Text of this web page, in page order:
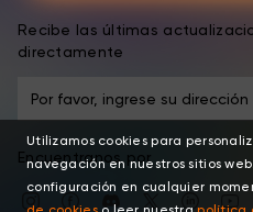
Recibe las últimas
directamente
Encuentranos por
Utilizamos cookies para
navegación en nuestros sitios
configuración en cualquier